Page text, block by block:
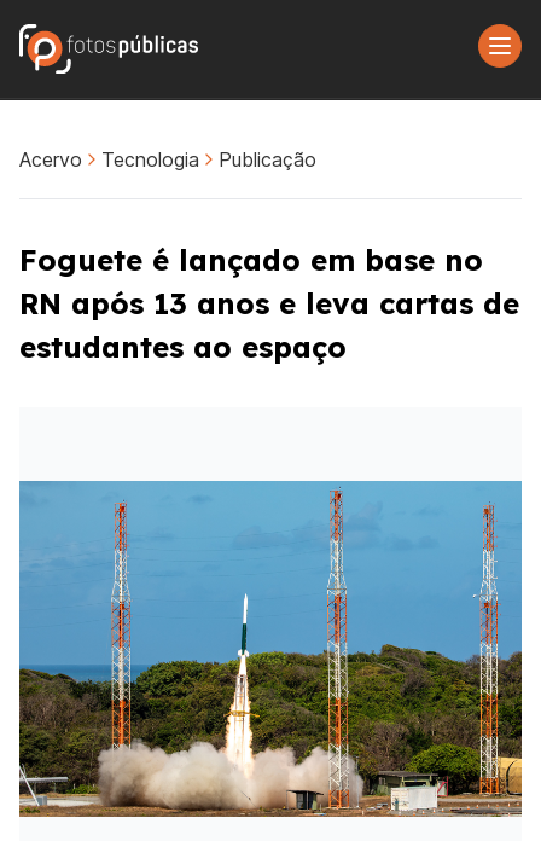
Acervo Tecnologia Publicação
Foguete é lançado em base no
RN após 13 anos e leva cartas de
estudantes ao espaço